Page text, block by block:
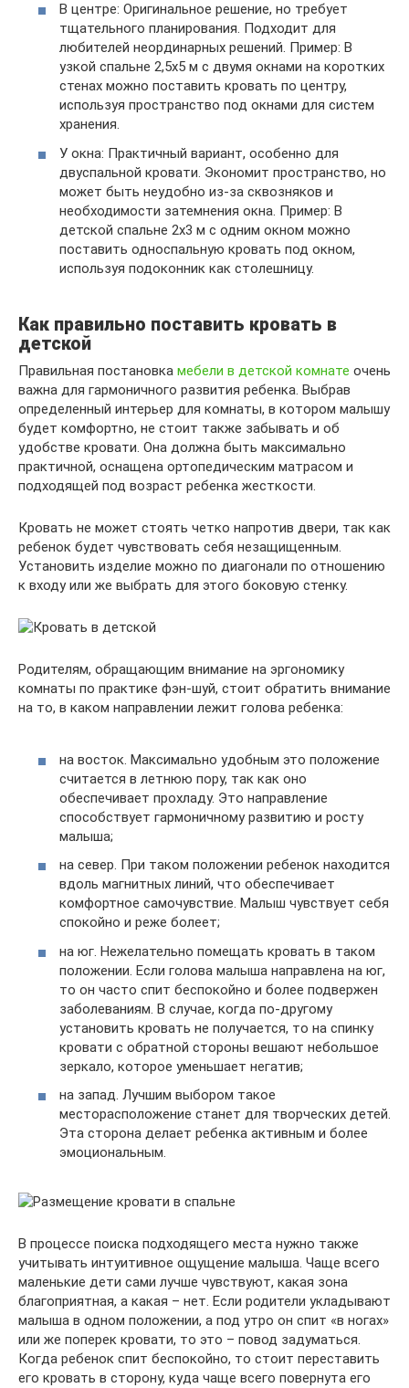
В центре: Оригинальное решение, но требует
тщательного планирования. Подходит для
любителей неординарных решений. Пример: В
узкой спальне 2,5х5 м с двумя окнами на коротких
стенах можно поставить кровать по центру,
используя пространство под окнами для систем
хранения.
У окна: Практичный вариант, особенно для
двуспальной кровати. Экономит пространство, но
может быть неудобно из-за сквозняков и
необходимости затемнения окна. Пример: В
детской спальне 2х3 м с одним окном можно
поставить односпальную кровать под окном,
используя подоконник как столешницу.
Как правильно поставить кровать в
детской
Правильная постановка мебели в детской комнате очень
важна для гармоничного развития ребенка. Выбрав
определенный интерьер для комнаты, в котором малышу
будет комфортно, не стоит также забывать и об
удобстве кровати. Она должна быть максимально
практичной, оснащена ортопедическим матрасом и
подходящей под возраст ребенка жесткости.
Кровать не может стоять четко напротив двери, так как
ребенок будет чувствовать себя незащищенным.
Установить изделие можно по диагонали по отношению
к входу или же выбрать для этого боковую стенку.
Родителям, обращающим внимание на эргономику
комнаты по практике фэн-шуй, стоит обратить внимание
на то, в каком направлении лежит голова ребенка:
на восток. Максимально удобным это положение
считается в летнюю пору, так как оно
обеспечивает прохладу. Это направление
способствует гармоничному развитию и росту
малыша;
на север. При таком положении ребенок находится
вдоль магнитных линий, что обеспечивает
комфортное самочувствие. Малыш чувствует себя
спокойно и реже болеет;
на юг. Нежелательно помещать кровать в таком
положении. Если голова малыша направлена на юг,
то он часто спит беспокойно и более подвержен
заболеваниям. В случае, когда по-другому
установить кровать не получается, то на спинку
кровати с обратной стороны вешают небольшое
зеркало, которое уменьшает негатив;
на запад. Лучшим выбором такое
месторасположение станет для творческих детей.
Эта сторона делает ребенка активным и более
эмоциональным.
В процессе поиска подходящего места нужно также
учитывать интуитивное ощущение малыша. Чаще всего
маленькие дети сами лучше чувствуют, какая зона
благоприятная, а какая – нет. Если родители укладывают
малыша в одном положении, а под утро он спит «в ногах»
или же поперек кровати, то это – повод задуматься.
Когда ребенок спит беспокойно, то стоит переставить
его кровать в сторону, куда чаще всего повернута его